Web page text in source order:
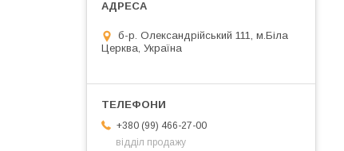
б-р. Олександрійський 111, м.Біла
Церква, Україна
+380 (99) 466-27-00
відділ продажу